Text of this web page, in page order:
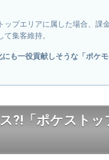
ップエリアに属した場合、課
て集客維持。
も一役貢献しそうな「ポケモ
?!「ポケスト